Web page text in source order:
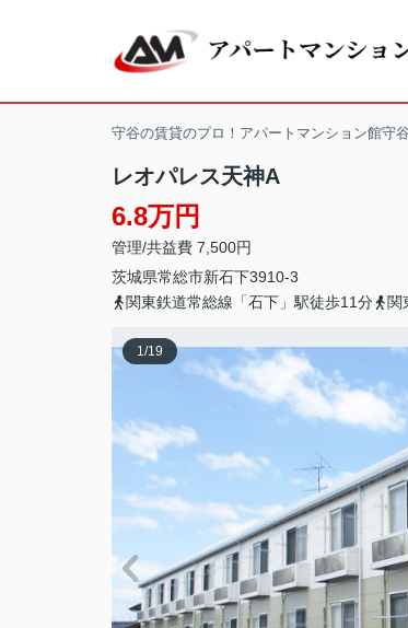
守谷の賃貸のプロ！アパートマンション館守
レオパレス天神A
6.8万円
管理/共益費 7,500円
茨城県常総市新石下3910-3
関東鉄道常総線「石下」駅徒歩11分
関
1/19